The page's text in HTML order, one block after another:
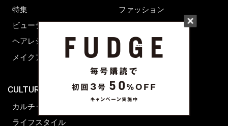
特集
ビューティーニュース
ヘアレシピ ストーリーズ
メイクアップティップス
CULTURE & LIFE
カルチャー
ライフスタイル
ファッション
ビューティー
レシピ
ライフスタイル
海外生活